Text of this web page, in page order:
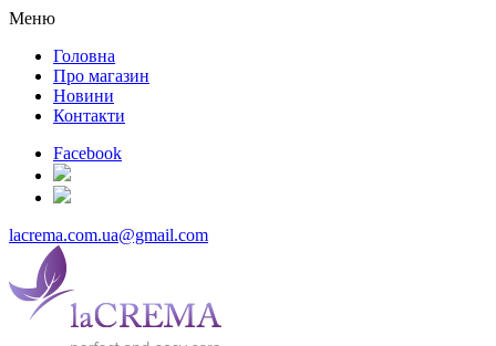
Меню
Головна
Про магазин
Новини
Контакти
Facebook
lacrema.com.ua@gmail.com